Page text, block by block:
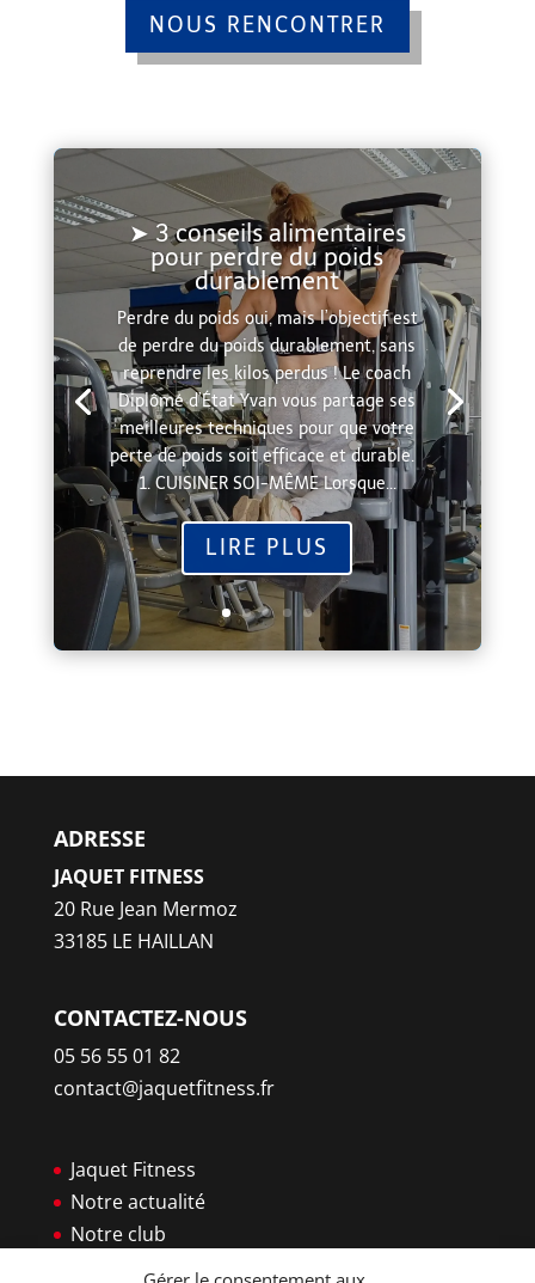
NOUS RENCONTRER
➤ 3 conseils alimentaires
pour perdre du poids
durablement
Perdre du poids oui, mais l’objectif est
de perdre du poids durablement, sans
reprendre les kilos perdus ! Le coach
Diplômé d’État Yvan vous partage ses
meilleures techniques pour que votre
perte de poids soit efficace et durable.
1. CUISINER SOI-MÊME Lorsque...
LIRE PLUS
ADRESSE
JAQUET FITNESS
20 Rue Jean Mermoz
33185 LE HAILLAN
CONTACTEZ-NOUS
05 56 55 01 82
contact@jaquetfitness.fr
Jaquet Fitness
Notre actualité
Notre club
Famille JAQUET